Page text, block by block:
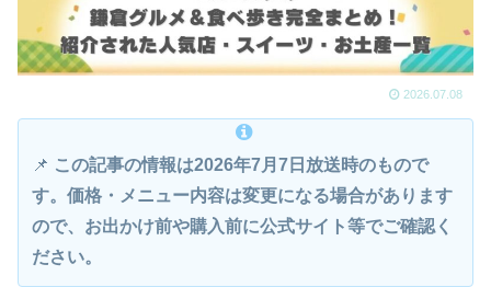
2026.07.08
📌 この記事の情報は2026年7月7日放送時のもので
す。価格・メニュー内容は変更になる場合があります
ので、お出かけ前や購入前に公式サイト等でご確認く
ださい。